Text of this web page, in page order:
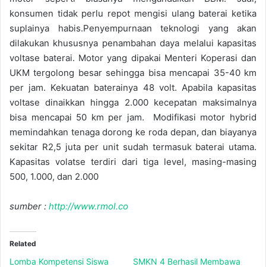
konsumen tidak perlu repot mengisi ulang baterai ketika
suplainya habis.Penyempurnaan teknologi yang akan
dilakukan khususnya penambahan daya melalui kapasitas
voltase baterai. Motor yang dipakai Menteri Koperasi dan
UKM tergolong besar sehingga bisa mencapai 35-40 km
per jam. Kekuatan baterainya 48 volt. Apabila kapasitas
voltase dinaikkan hingga 2.000 kecepatan maksimalnya
bisa mencapai 50 km per jam. Modifikasi motor hybrid
memindahkan tenaga dorong ke roda depan, dan biayanya
sekitar R2,5 juta per unit sudah termasuk baterai utama.
Kapasitas volatse terdiri dari tiga level, masing-masing
500, 1.000, dan 2.000
sumber : http://www.rmol.co
Related
Lomba Kompetensi Siswa
SMKN 4 Berhasil Membawa